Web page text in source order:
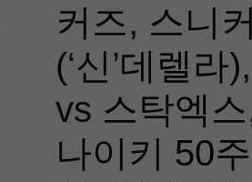
커즈, 스니
(‘신’데렐라
vs 스탁엑
나이키 50